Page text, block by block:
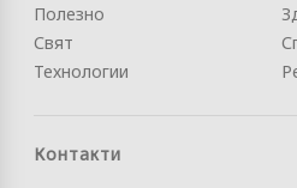
Полезно
Свят
Технологии
Контакти